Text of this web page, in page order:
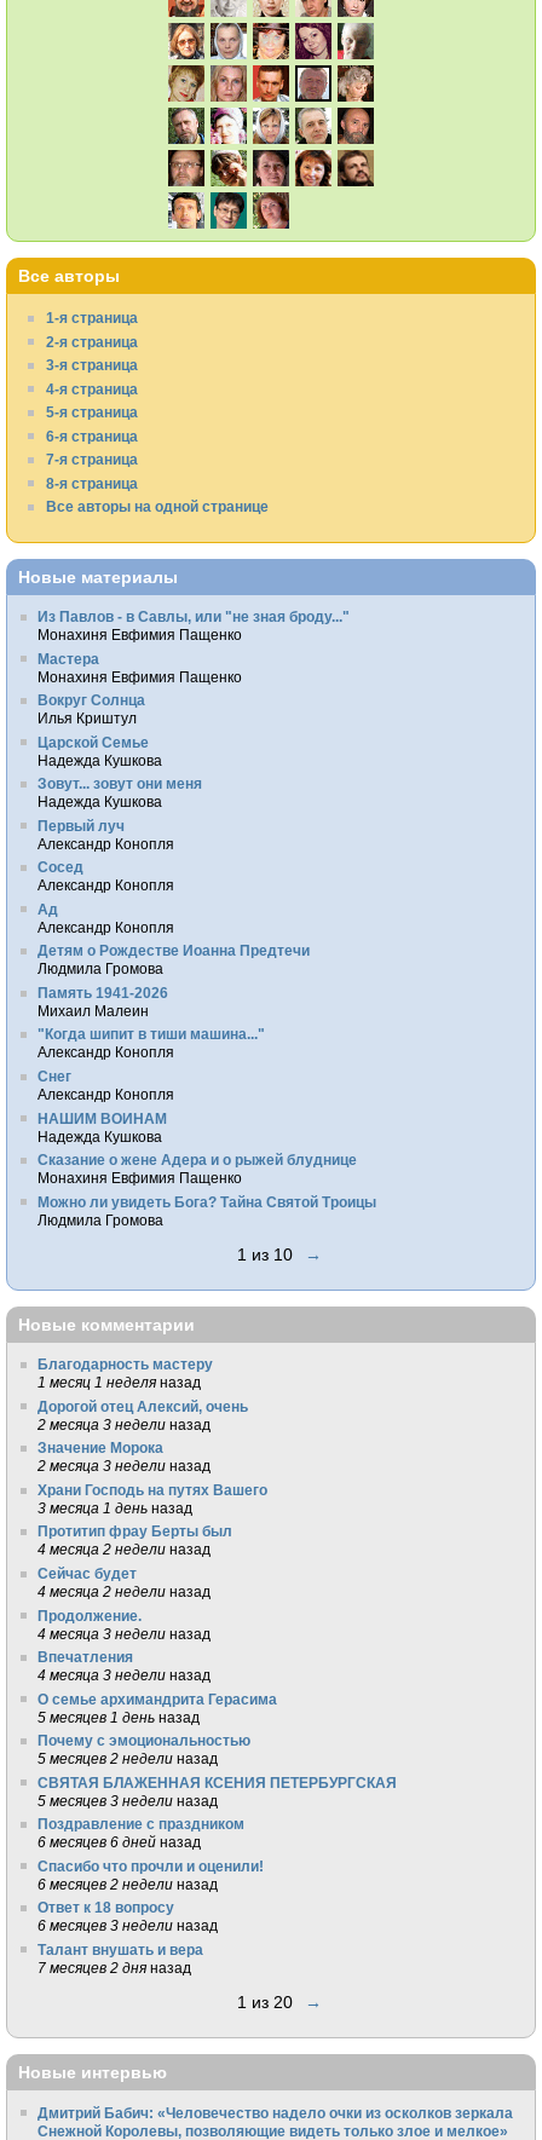
Все авторы
1-я страница
2-я страница
3-я страница
4-я страница
5-я страница
6-я страница
7-я страница
8-я страница
Все авторы на одной странице
Новые материалы
Из Павлов - в Савлы, или "не зная броду..."
Монахиня Евфимия Пащенко
Мастера
Монахиня Евфимия Пащенко
Вокруг Солнца
Илья Криштул
Царской Семье
Надежда Кушкова
Зовут... зовут они меня
Надежда Кушкова
Первый луч
Александр Конопля
Сосед
Александр Конопля
Ад
Александр Конопля
Детям о Рождестве Иоанна Предтечи
Людмила Громова
Память 1941-2026
Михаил Малеин
"Когда шипит в тиши машина..."
Александр Конопля
Снег
Александр Конопля
НАШИМ ВОИНАМ
Надежда Кушкова
Сказание о жене Адера и о рыжей блуднице
Монахиня Евфимия Пащенко
Можно ли увидеть Бога? Тайна Святой Троицы
Людмила Громова
1 из 10 →
Новые комментарии
Благодарность мастеру
1 месяц 1 неделя назад
Дорогой отец Алексий, очень
2 месяца 3 недели назад
Значение Морока
2 месяца 3 недели назад
Храни Господь на путях Вашего
3 месяца 1 день назад
Протитип фрау Берты был
4 месяца 2 недели назад
Сейчас будет
4 месяца 2 недели назад
Продолжение.
4 месяца 3 недели назад
Впечатления
4 месяца 3 недели назад
О семье архимандрита Герасима
5 месяцев 1 день назад
Почему с эмоциональностью
5 месяцев 2 недели назад
СВЯТАЯ БЛАЖЕННАЯ КСЕНИЯ ПЕТЕРБУРГСКАЯ
5 месяцев 3 недели назад
Поздравление с праздником
6 месяцев 6 дней назад
Спасибо что прочли и оценили!
6 месяцев 2 недели назад
Ответ к 18 вопросу
6 месяцев 3 недели назад
Талант внушать и вера
7 месяцев 2 дня назад
1 из 20 →
Новые интервью
Дмитрий Бабич: «Человечество надело очки из осколков зеркала
Снежной Королевы, позволяющие видеть только злое и мелкое»